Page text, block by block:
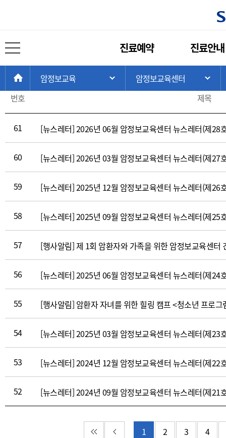
메
진료예약 진료안내
위
HOME
암정보교육 주 메뉴 목록 열기
암정보교육센터
총 게시물:
언
론
보
도/
림
(번
목,
작
일,
일)
번호 제목
61 [뉴스레터] 2026년 06월 암정보교육센터 뉴스레터(제28
60 [뉴스레터] 2026년 03월 암정보교육센터 뉴스레터(제27
59 [뉴스레터] 2025년 12월 암정보교육센터 뉴스레터(제26
58 [뉴스레터] 2025년 09월 암정보교육센터 뉴스레터(제25
57 [행사알림] 제 1회 암환자와 가족을 위한 암정보교육센터
56 [뉴스레터] 2025년 06월 암정보교육센터 뉴스레터(제24
55 [행사알림] 암환자 자녀를 위한 힐링 캠프 <청소년 프로그
54 [뉴스레터] 2025년 03월 암정보교육센터 뉴스레터(제23
53 [뉴스레터] 2024년 12월 암정보교육센터 뉴스레터(제22
52 [뉴스레터] 2024년 09월 암정보교육센터 뉴스레터(제21
첫 페이지이전 페이지
1 2 3 4